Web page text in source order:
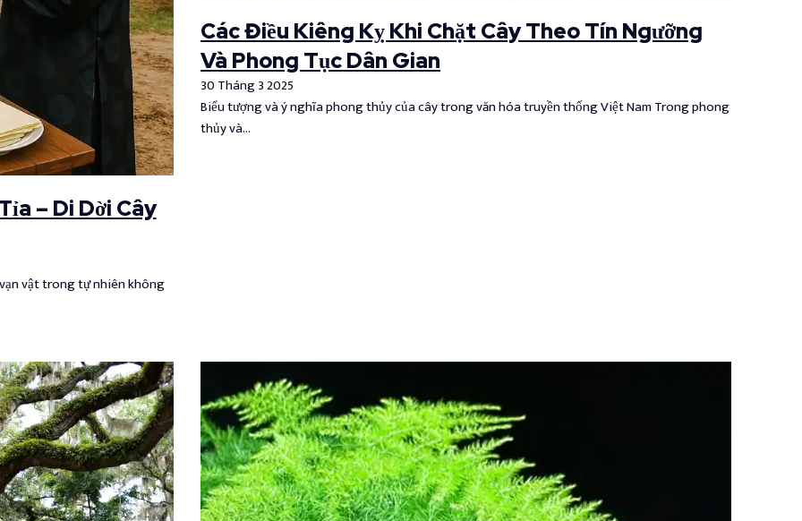
– Di Dời Cây
vật trong tự nhiên không
Các Điều Kiêng Kỵ Khi Chặt Cây Theo Tín Ngưỡng
Và Phong Tục Dân Gian
30 Tháng 3 2025
Biểu tượng và ý nghĩa phong thủy của cây trong văn hóa truyền thống Việt Nam Trong phong
thủy và…